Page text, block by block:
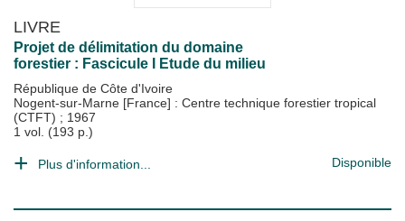
LIVRE
Projet de délimitation du domaine
forestier : Fascicule I Etude du milieu
République de Côte d'Ivoire
Nogent-sur-Marne [France] : Centre technique forestier tropical
(CTFT) ; 1967
1 vol. (193 p.)
Plus d'information... Disponible